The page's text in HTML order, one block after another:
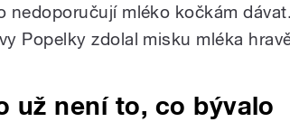
nedoporučují mléko kočkám
Popelky zdolal misku mléka
už není to, co bývalo